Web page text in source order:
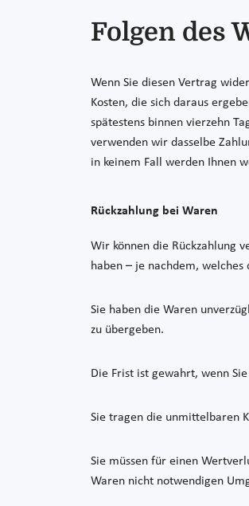
Folgen des
Wenn Sie diesen Vertrag
Kosten, die sich daraus
spätestens binnen vierzehn
verwenden wir dasselbe
in keinem Fall werden Ihnen
Rückzahlung bei Waren
Wir können die Rückzahlung
haben – je nachdem,
Sie haben die Waren
zu übergeben.
Die Frist ist gewahrt, wenn
Sie tragen die unmittelbaren
Sie müssen für einen
Waren nicht notwendigen